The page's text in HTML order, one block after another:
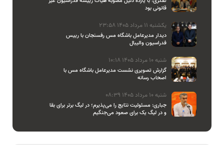
قانونی بود
یکشنبه 11 مرداد 1405 23:58
دیدار مدیرعامل باشگاه مس رفسنجان با رییس
فدراسیون والیبال
شنبه 10 مرداد 1405 10:18
گزارش تصویری نشست مدیرعامل باشگاه مس با
اصحاب رسانه
شنبه 10 مرداد 1405 08:39
جباری: مسئولیت نتایج را می‌پذیرم؛ در لیگ برتر برای بقا
و در لیگ یک برای صعود می‌جنگیم